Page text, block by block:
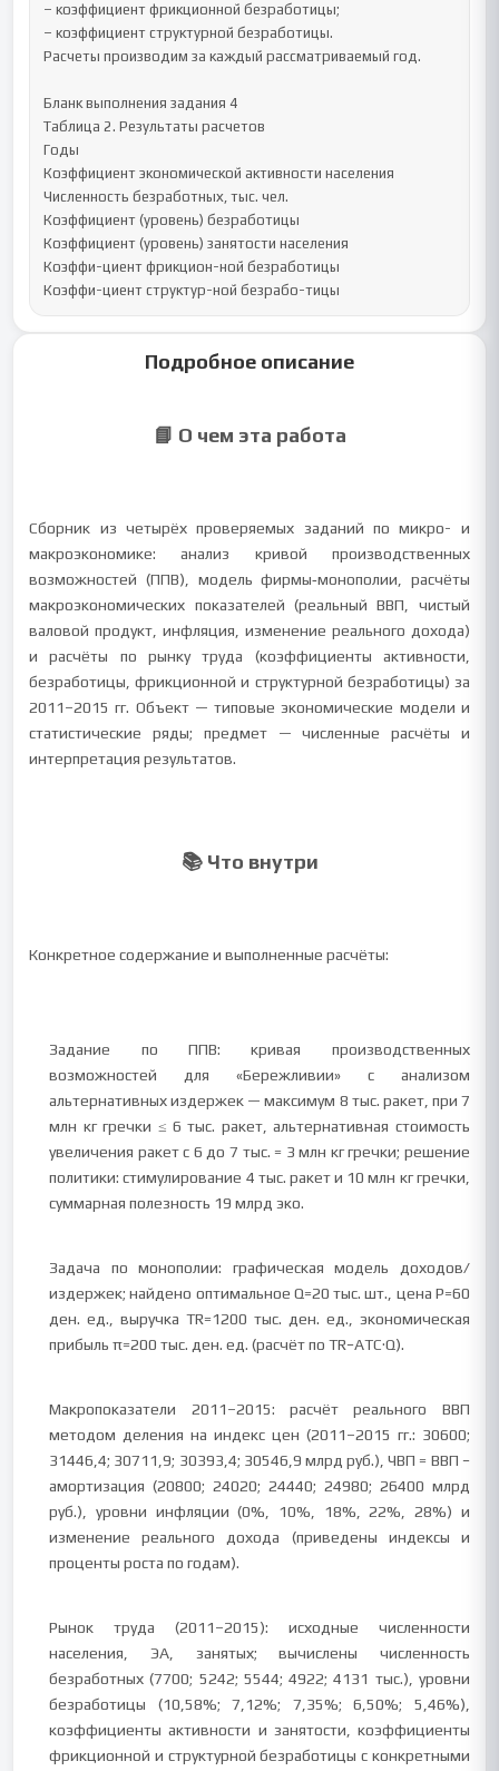
– коэффициент фрикционной безработицы;
– коэффициент структурной безработицы.
Расчеты производим за каждый рассматриваемый год.
Бланк выполнения задания 4
Таблица 2. Результаты расчетов
Годы
Коэффициент экономической активности населения
Численность безработных, тыс. чел.
Коэффициент (уровень) безработицы
Коэффициент (уровень) занятости населения
Коэффи-циент фрикцион-ной безработицы
Коэффи-циент структур-ной безрабо-тицы
Подробное описание
📘 О чем эта работа
Сборник из четырёх проверяемых заданий по микро- и
макроэкономике: анализ кривой производственных
возможностей (ППВ), модель фирмы‑монополии, расчёты
макроэкономических показателей (реальный ВВП, чистый
валовой продукт, инфляция, изменение реального дохода)
и расчёты по рынку труда (коэффициенты активности,
безработицы, фрикционной и структурной безработицы) за
2011–2015 гг. Объект — типовые экономические модели и
статистические ряды; предмет — численные расчёты и
интерпретация результатов.
📚 Что внутри
Конкретное содержание и выполненные расчёты:
Задание по ППВ: кривая производственных
возможностей для «Бережливии» с анализом
альтернативных издержек — максимум 8 тыс. ракет, при 7
млн кг гречки ≤ 6 тыс. ракет, альтернативная стоимость
увеличения ракет с 6 до 7 тыс. = 3 млн кг гречки; решение
политики: стимулирование 4 тыс. ракет и 10 млн кг гречки,
суммарная полезность 19 млрд эко.
Задача по монополии: графическая модель доходов/
издержек; найдено оптимальное Q=20 тыс. шт., цена P=60
ден. ед., выручка TR=1200 тыс. ден. ед., экономическая
прибыль π=200 тыс. ден. ед. (расчёт по TR−ATC·Q).
Макропоказатели 2011–2015: расчёт реального ВВП
методом деления на индекс цен (2011–2015 гг.: 30600;
31446,4; 30711,9; 30393,4; 30546,9 млрд руб.), ЧВП = ВВП −
амортизация (20800; 24020; 24440; 24980; 26400 млрд
руб.), уровни инфляции (0%, 10%, 18%, 22%, 28%) и
изменение реального дохода (приведены индексы и
проценты роста по годам).
Рынок труда (2011–2015): исходные численности
населения, ЭА, занятых; вычислены численность
безработных (7700; 5242; 5544; 4922; 4131 тыс.), уровни
безработицы (10,58%; 7,12%; 7,35%; 6,50%; 5,46%),
коэффициенты активности и занятости, коэффициенты
фрикционной и структурной безработицы с конкретными